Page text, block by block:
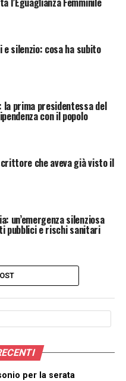
silenzio: cosa ha subito
la prima presidentessa del
con il popolo
che aveva già visto il
un’emergenza silenziosa
pubblici e rischi sanitari
per la serata